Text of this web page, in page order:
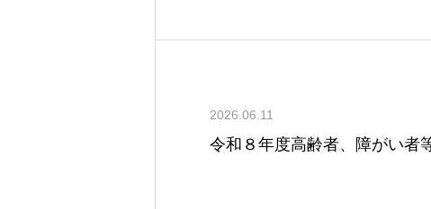
2026.06.11
令和８年度高齢者、障がい者